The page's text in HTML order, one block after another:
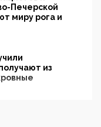
Печерской
миру рога и
из